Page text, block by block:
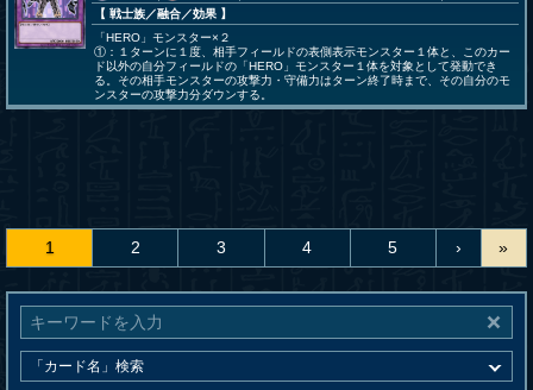
【 戦士族／融合／効果 】
「HERO」モンスター×２
①：１ターンに１度、相手フィールドの表側表示モンスター１体と、このカー
ド以外の自分フィールドの「HERO」モンスター１体を対象として発動でき
る。その相手モンスターの攻撃力・守備力はターン終了時まで、その自分のモ
ンスターの攻撃力分ダウンする。
1 2 3 4 5 › »